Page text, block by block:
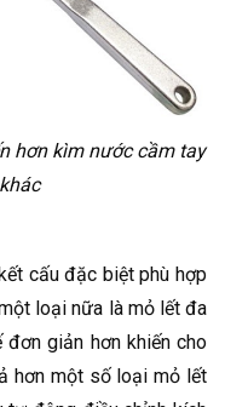
hơn kìm nước cầm tay
cấu đặc biệt phù hợp
loại nữa là mỏ lết đa
giản hơn khiến cho
hơn một số loại mỏ lết